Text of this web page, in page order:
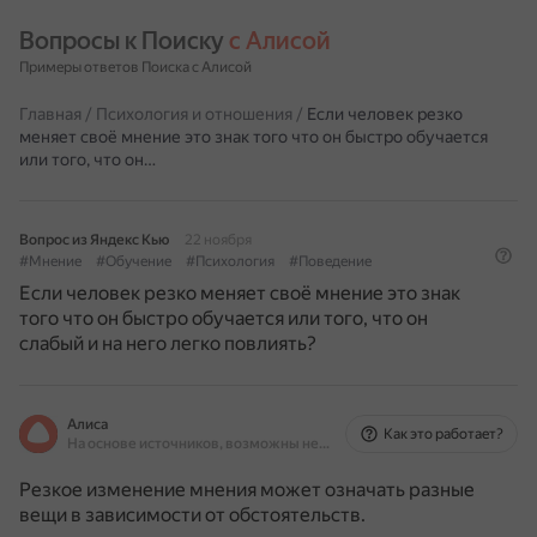
Вопросы к Поиску с Алисой
Примеры ответов Поиска с Алисой
Главная / Психология и отношения / Если человек резко
меняет своё мнение это знак того что он быстро обучается
или того, что он…
Вопрос из Яндекс Кью
22 ноября
#Мнение
#Обучение #Психология #Поведение
Если человек резко меняет своё мнение это знак
того что он быстро обучается или того, что он
слабый и на него легко повлиять?
Алиса
На основе источников, возможны неточности
Как это работает?
Резкое изменение мнения может означать разные
вещи в зависимости от обстоятельств.